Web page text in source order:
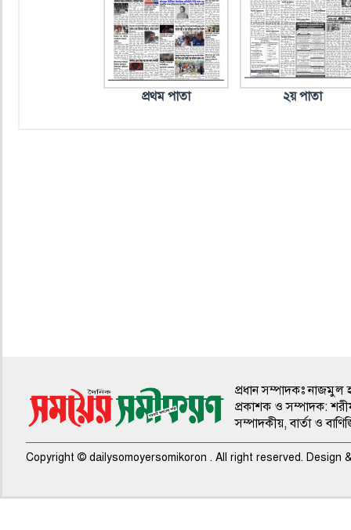
প্রথম পাতা ২য় পাতা
প্রধান সম্পাদকঃ নাজমুল
প্রকাশক ও সম্পাদক:
সম্পাদকীয়, বার্তা ও
Copyright © dailysomoyersomikoron . All right reserved. Design